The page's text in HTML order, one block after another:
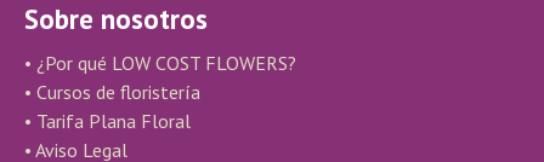
Sobre nosotros
• ¿Por qué LOW COST FLOWERS?
• Cursos de floristería
• Tarifa Plana Floral
• Aviso Legal